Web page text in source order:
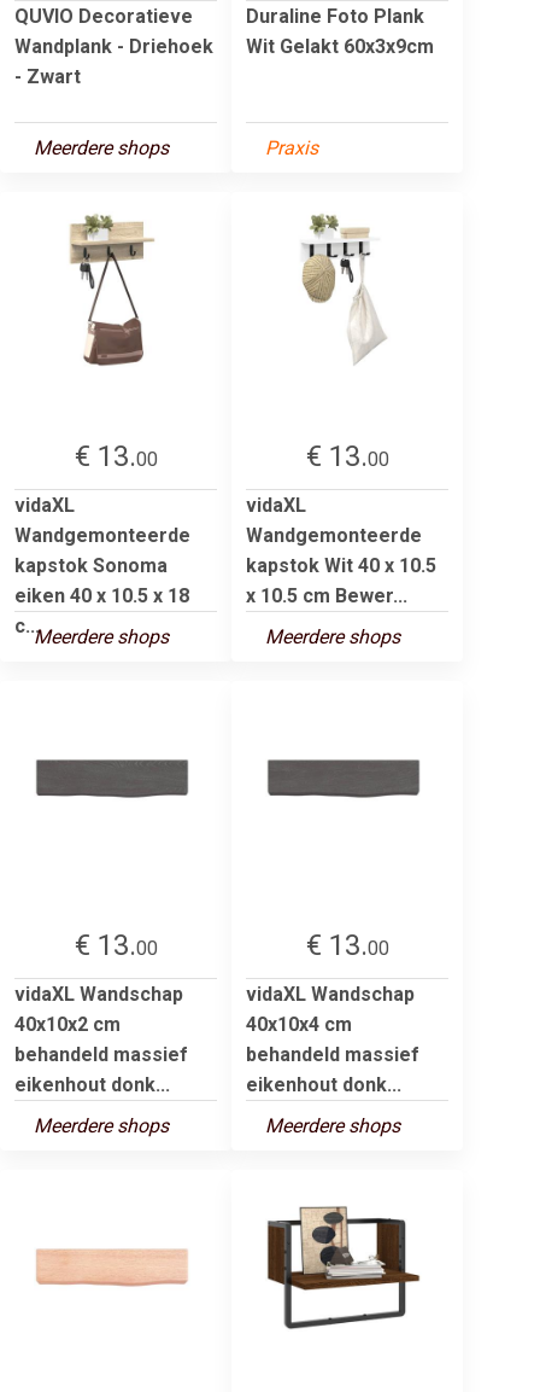
QUVIO Decoratieve
Wandplank - Driehoek
- Zwart
Meerdere shops
Duraline Foto Plank
Wit Gelakt 60x3x9cm
Praxis
€ 13.00
vidaXL
Wandgemonteerde
kapstok Sonoma
eiken 40 x 10.5 x 18
c...Meerdere shops
€ 13.00
vidaXL
Wandgemonteerde
kapstok Wit 40 x 10.5
x 10.5 cm Bewer...
Meerdere shops
€ 13.00
vidaXL Wandschap
40x10x2 cm
behandeld massief
eikenhout donk...
Meerdere shops
€ 13.00
vidaXL Wandschap
40x10x4 cm
behandeld massief
eikenhout donk...
Meerdere shops